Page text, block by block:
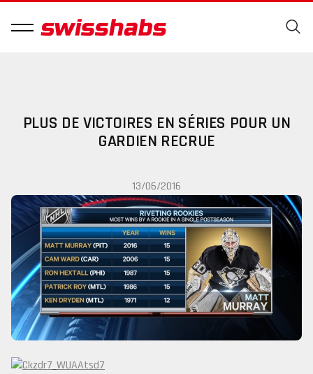
PLUS DE VICTOIRES EN SÉRIES POUR UN
GARDIEN RECRUE
13/06/2016